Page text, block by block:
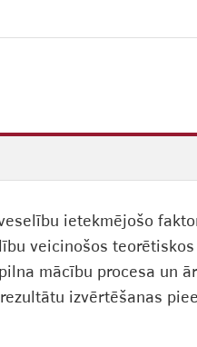
ietekmējošo
veicinošos
mācību procesa un
izvērtēšanas